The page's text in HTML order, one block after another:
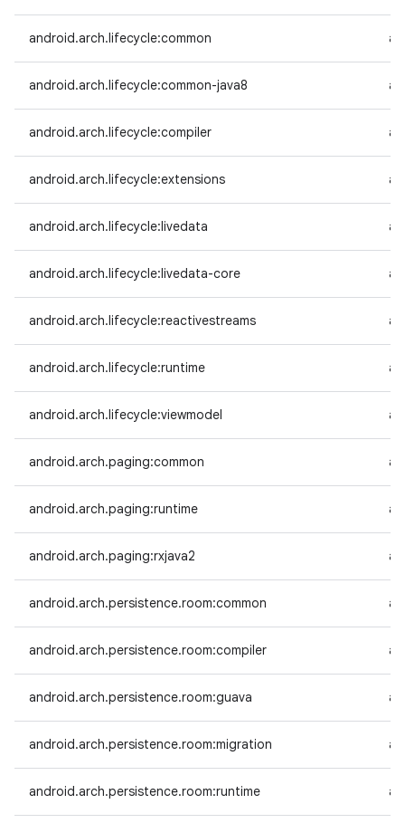
android.arch.lifecycle:common
android.arch.lifecycle:common-java8
android.arch.lifecycle:compiler
android.arch.lifecycle:extensions
android.arch.lifecycle:livedata
android.arch.lifecycle:livedata-core
android.arch.lifecycle:reactivestreams
android.arch.lifecycle:runtime
android.arch.lifecycle:viewmodel
android.arch.paging:common
android.arch.paging:runtime
android.arch.paging:rxjava2
android.arch.persistence.room:common
android.arch.persistence.room:compiler
android.arch.persistence.room:guava
android.arch.persistence.room:migration
android.arch.persistence.room:runtime